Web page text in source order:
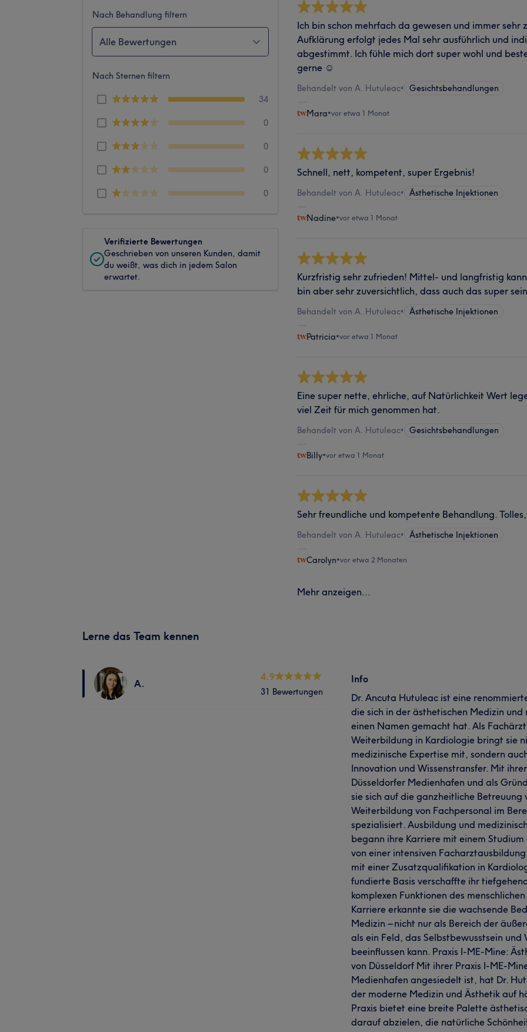
Nach Behandlung filtern
Alle Bewertungen
Nach Sternen filtern
34
0
0
0
0
Verifizierte Bewertungen
Geschrieben von unseren Kunden, damit
du weißt, was dich in jedem Salon
erwartet.
Ich bin schon mehrfach da gewesen und immer sehr
Aufklärung erfolgt jedes Mal sehr ausführlich und
abgestimmt. Ich fühle mich dort super wohl und
gerne ☺️
Behandelt von A. Hutuleac• Gesichtsbehandlungen
Mara•vor etwa 1 Monat
Schnell, nett, kompetent, super Ergebnis!
Behandelt von A. Hutuleac• Ästhetische Injektionen
Nadine•vor etwa 1 Monat
Kurzfristig sehr zufrieden! Mittel- und langfristig
bin aber sehr zuversichtlich, dass auch das super
Behandelt von A. Hutuleac• Ästhetische Injektionen
Patricia•vor etwa 1 Monat
Eine super nette, ehrliche, auf Natürlichkeit Wert
viel Zeit für mich genommen hat.
Behandelt von A. Hutuleac• Gesichtsbehandlungen
Billy•vor etwa 1 Monat
Sehr freundliche und kompetente Behandlung.
Behandelt von A. Hutuleac• Ästhetische Injektionen
Carolyn•vor etwa 2 Monaten
Mehr anzeigen...
Lerne das Team kennen
A.
4.9
31 Bewertungen
Info
Dr. Ancuta Hutuleac ist eine
die sich in der ästhetischen Medizin
einen Namen gemacht hat. Als
Weiterbildung in Kardiologie bringt sie
medizinische Expertise mit, sondern
Innovation und Wissenstransfer. Mit
Düsseldorfer Medienhafen und als
sie sich auf die ganzheitliche Betreuung
Weiterbildung von Fachpersonal im
spezialisiert. Ausbildung und
begann ihre Karriere mit einem
von einer intensiven
mit einer Zusatzqualifikation in
fundierte Basis verschaffte ihr
komplexen Funktionen des
Karriere erkannte sie die wachsende
Medizin – nicht nur als Bereich der
als ein Feld, das Selbstbewusstsein
beeinflussen kann. Praxis I-ME-Mine:
von Düsseldorf Mit ihrer Praxis I-ME-
Medienhafen angesiedelt ist, hat Dr.
der moderne Medizin und Ästhetik auf
Praxis bietet eine breite Palette
darauf abzielen, die natürliche